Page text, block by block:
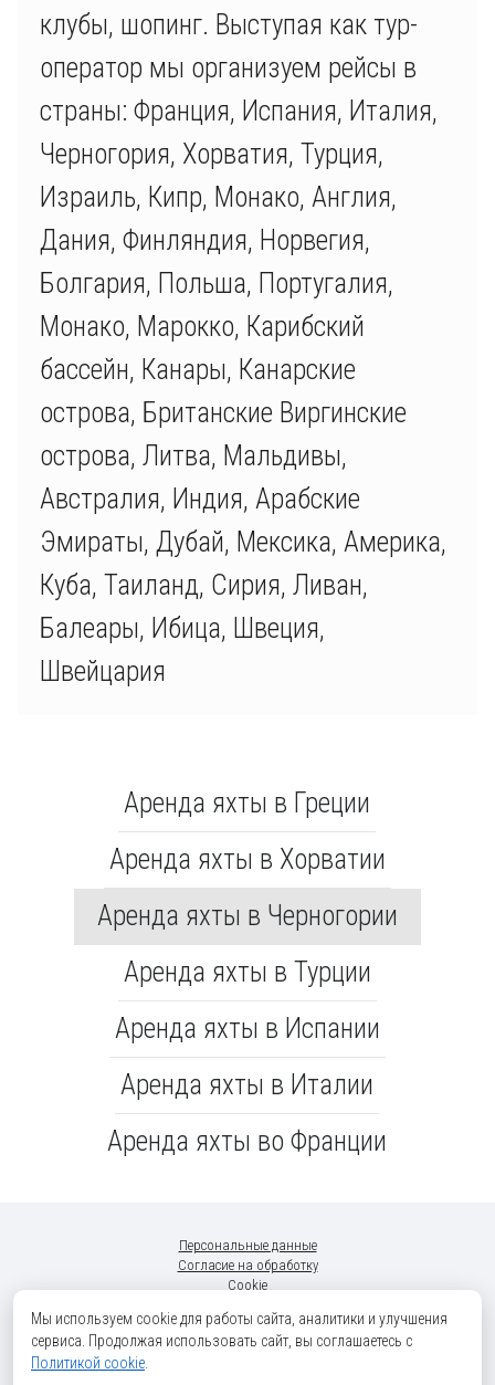
клубы, шопинг. Выступая как тур-
оператор мы организуем рейсы в
страны: Франция, Испания, Италия,
Черногория, Хорватия, Турция,
Израиль, Кипр, Монако, Англия,
Дания, Финляндия, Норвегия,
Болгария, Польша, Португалия,
Монако, Марокко, Карибский
бассейн, Канары, Канарские
острова, Британские Виргинские
острова, Литва, Мальдивы,
Австралия, Индия, Арабские
Эмираты, Дубай, Мексика, Америка,
Куба, Таиланд, Сирия, Ливан,
Балеары, Ибица, Швеция,
Швейцария
Аренда яхты в Греции
Аренда яхты в Хорватии
Аренда яхты в Черногории
Аренда яхты в Турции
Аренда яхты в Испании
Аренда яхты в Италии
Аренда яхты во Франции
Мы используем cookie для работы сайта, аналитики и улучшения
сервиса. Продолжая использовать сайт, вы соглашаетесь с
Политикой cookie
Персональные данные
Согласие на обработку
Cookie
«Мир ветров»-Москва-ул. Окская, д.3, корп. 1, +7(499)705-9291
/ +7(930)761-2220
"World of Winds" LP SL032750 5 South Charlotte Street, Edinburgh, Scotland,